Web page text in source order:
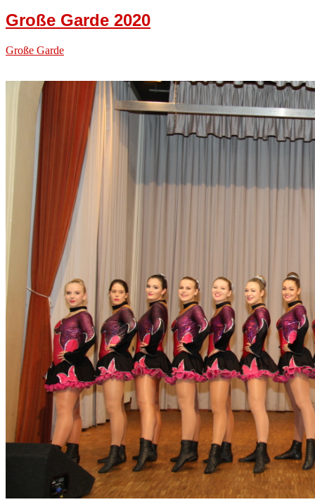
Große Garde 2020
Große Garde